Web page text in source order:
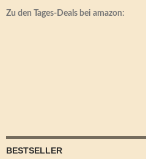
Zu den Tages-Deals bei amazon:
BESTSELLER